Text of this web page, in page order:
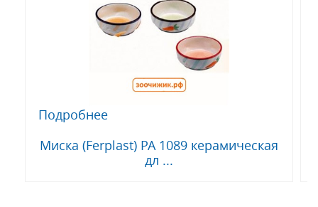
Подробнее
Миска (Ferplast) PA 1089 керамическая
дл ...